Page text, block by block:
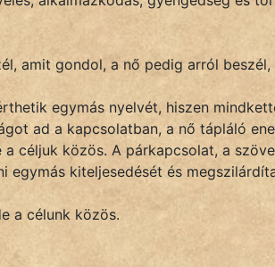
amit gondol, a nő pedig arról
egymás nyelvét, hiszen
ad a kapcsolatban, a nő tápláló
céljuk közös. A párkapcsolat, a
egymás kiteljesedését és
a célunk közös.